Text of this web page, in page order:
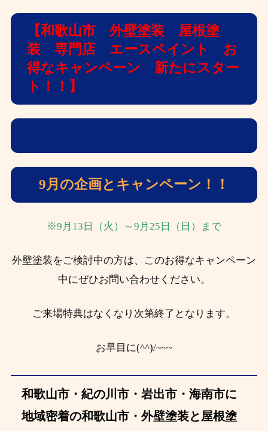
【和歌山市 外壁塗装 屋根塗
装 専門店 エースペイント お
得なキャンペーン 新たにスター
ト！！】
9月の企画とキャンペーン！！
※9月13日（火）～9月25日（日）まで
外壁塗装をご検討中の方は、このお得なキャンペーン
中にぜひお問い合わせください。
ご来場特典はなくなり次第終了となります。
お早目に(^^)/~~~
和歌山市・紀の川市・岩出市・海南市に
地域密着の和歌山市・外壁塗装と屋根塗